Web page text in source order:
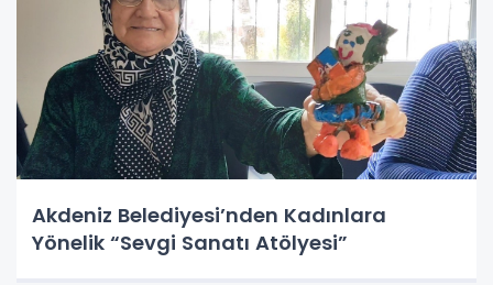
Akdeniz Belediyesi’nden Kadınlara
Yönelik “Sevgi Sanatı Atölyesi”